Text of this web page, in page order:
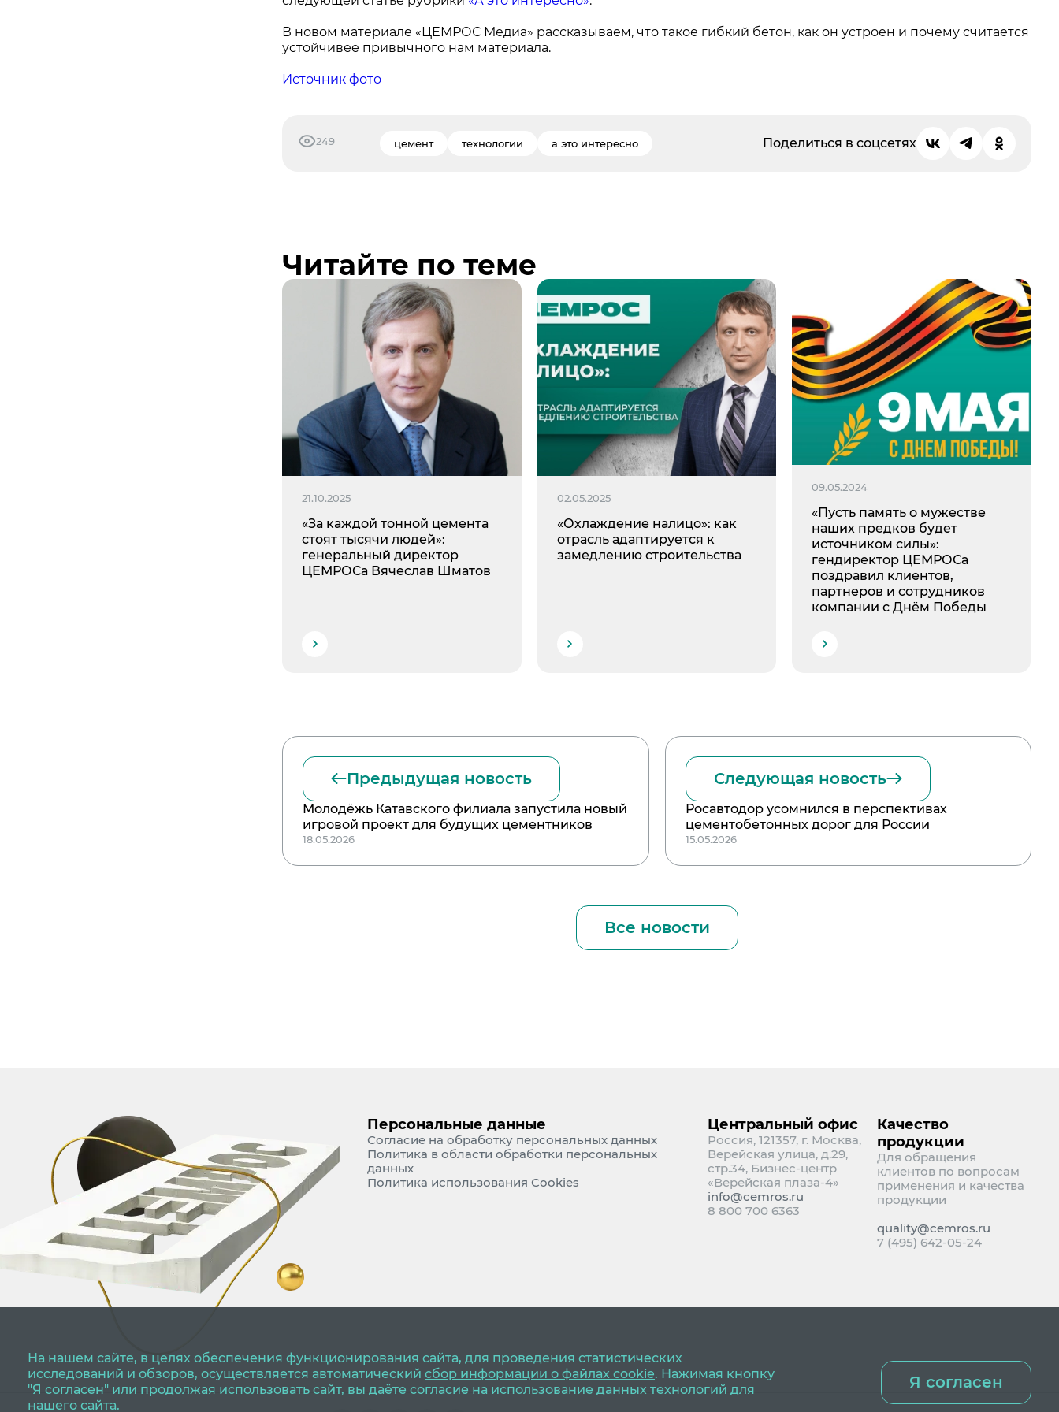
В новом материале «ЦЕМРОС Медиа» рассказываем, что такое гибкий бетон, как он устроен и почему считается
устойчивее привычного нам материала.
Источник фото
249 цемент технологии а это интересно Поделиться в соцсетях
Читайте по теме
21.10.2025
«За каждой тонной цемента
стоят тысячи людей»:
генеральный директор
ЦЕМРОСа Вячеслав Шматов
02.05.2025
«Охлаждение налицо»: как
отрасль адаптируется к
замедлению строительства
09.05.2024
«Пусть память о мужестве
наших предков будет
источником силы»:
гендиректор ЦЕМРОСа
поздравил клиентов,
партнеров и сотрудников
компании с Днём Победы
Предыдущая новость
Молодёжь Катавского филиала запустила новый
игровой проект для будущих цементников
18.05.2026
Следующая новость
Росавтодор усомнился в перспективах
цементобетонных дорог для России
15.05.2026
Все новости
Персональные данные
Согласие на обработку персональных данных
Политика в области обработки персональных
данных
Политика использования Cookies
Центральный офис
Россия, 121357, г. Москва,
Верейская улица, д.29,
стр.34, Бизнес-центр
«Верейская плаза-4»
info@cemros.ru
8 800 700 6363
Качество
продукции
Для обращения
клиентов по вопросам
применения и качества
продукции
quality@cemros.ru
7 (495) 642-05-24
На нашем сайте, в целях обеспечения функционирования сайта, для проведения статистических
исследований и обзоров, осуществляется автоматический сбор информации о файлах cookie. Нажимая кнопку
"Я согласен" или продолжая использовать сайт, вы даёте согласие на использование данных технологий для
нашего сайта.
Я согласен